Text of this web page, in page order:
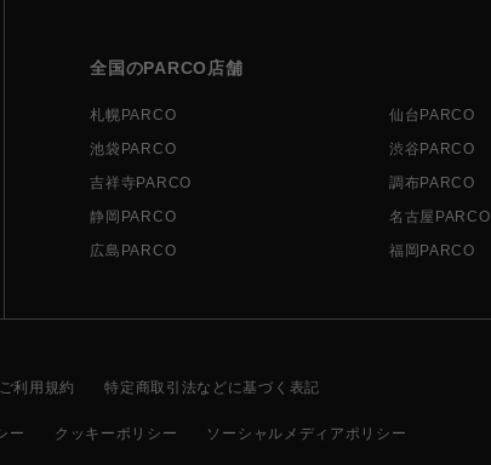
全国のPARCO店舗
札幌PARCO 仙台PARCO
池袋PARCO
渋谷PARCO
吉祥寺PARCO
調布PARCO
静岡PARCO
名古屋PARCO
広島PARCO
福岡PARCO
ご利用規約 特定商取引法などに基づく表記
ー クッキーポリシー ソーシャルメディアポリシー